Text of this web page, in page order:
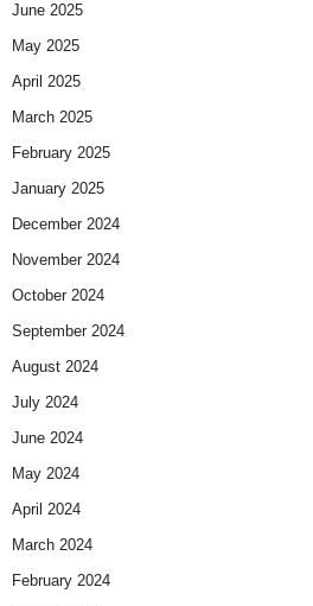
June 2025
May 2025
April 2025
March 2025
February 2025
January 2025
December 2024
November 2024
October 2024
September 2024
August 2024
July 2024
June 2024
May 2024
April 2024
March 2024
February 2024